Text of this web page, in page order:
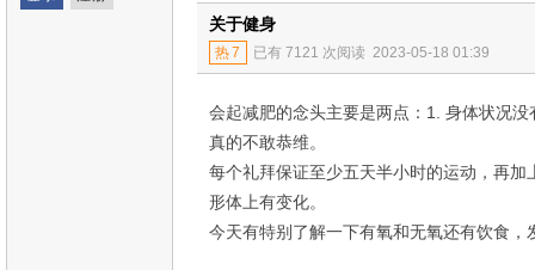
关于健身
热7 已有 7121 次阅读 2023-05-18 01:39
会起减肥的念头主要是两点：1. 身体状况
真的不敢恭维。
每个礼拜保证至少五天半小时的运动，再
形体上有变化。
今天有特别了解一下有氧和无氧还有饮食，